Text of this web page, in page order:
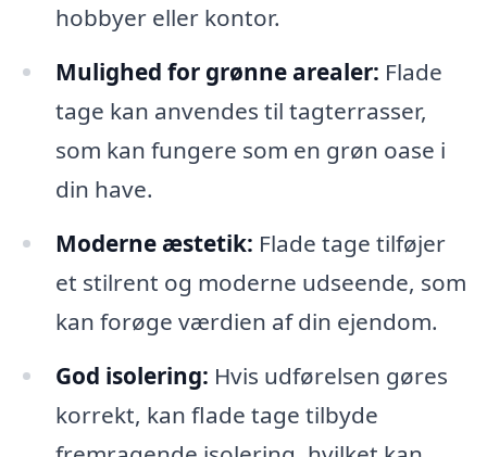
hobbyer eller kontor.
Mulighed for grønne arealer: Flade
tage kan anvendes til tagterrasser,
som kan fungere som en grøn oase i
din have.
Moderne æstetik: Flade tage tilføjer
et stilrent og moderne udseende, som
kan forøge værdien af din ejendom.
God isolering: Hvis udførelsen gøres
korrekt, kan flade tage tilbyde